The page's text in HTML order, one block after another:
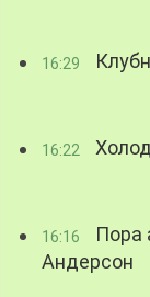
16:29
16:22
16:16
Пора
Андерсон